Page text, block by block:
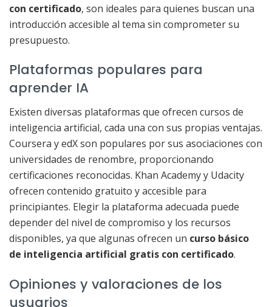
con certificado, son ideales para quienes buscan una
introducción accesible al tema sin comprometer su
presupuesto.
Plataformas populares para
aprender IA
Existen diversas plataformas que ofrecen cursos de
inteligencia artificial, cada una con sus propias ventajas.
Coursera y edX son populares por sus asociaciones con
universidades de renombre, proporcionando
certificaciones reconocidas. Khan Academy y Udacity
ofrecen contenido gratuito y accesible para
principiantes. Elegir la plataforma adecuada puede
depender del nivel de compromiso y los recursos
disponibles, ya que algunas ofrecen un curso básico
de inteligencia artificial gratis con certificado.
Opiniones y valoraciones de los
usuarios